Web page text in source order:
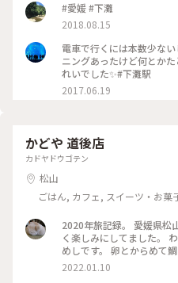
#愛媛 #下灘
2018.08.15
電車で行くには本数少な
ニングあったけど何とか
れいでした✨#下灘駅
2017.06.19
かどや 道後店
カドヤドウゴテン
松山
ごはん, カフェ, スイーツ・お菓
2020年旅記録。 愛媛県松
く楽しみにしてました。
めしです。 卵とからめて
しかったです。 ごちそうさまでした。 #愛
や#鯛めし#宇和島風 #2020
2022.01.10